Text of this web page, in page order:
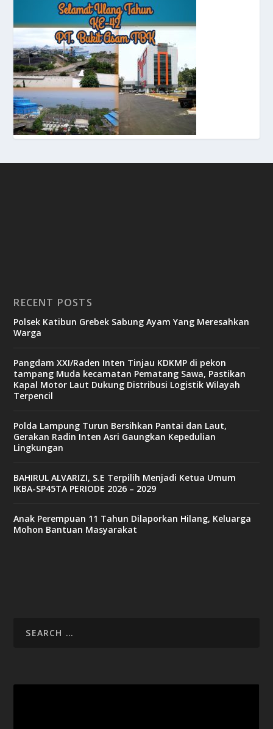
RECENT POSTS
Polsek Katibun Grebek Sabung Ayam Yang Meresahkan
Warga
Pangdam XXI/Raden Inten Tinjau KDKMP di pekon
tampang Muda kecamatan Pematang Sawa, Pastikan
Kapal Motor Laut Dukung Distribusi Logistik Wilayah
Terpencil
Polda Lampung Turun Bersihkan Pantai dan Laut,
Gerakan Radin Inten Asri Gaungkan Kepedulian
Lingkungan
BAHIRUL ALVARIZI, S.E Terpilih Menjadi Ketua Umum
IKBA-SP45TA PERIODE 2026 – 2029
Anak Perempuan 11 Tahun Dilaporkan Hilang, Keluarga
Mohon Bantuan Masyarakat